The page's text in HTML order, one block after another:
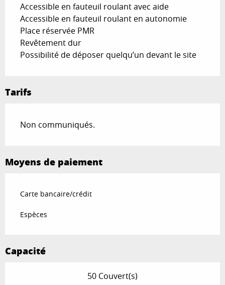
Accessible en fauteuil roulant avec aide
Accessible en fauteuil roulant en autonomie
Place réservée PMR
Revêtement dur
Possibilité de déposer quelqu’un devant le site
Tarifs
Non communiqués.
Moyens de paiement
Carte bancaire/crédit
Espèces
Capacité
50 Couvert(s)